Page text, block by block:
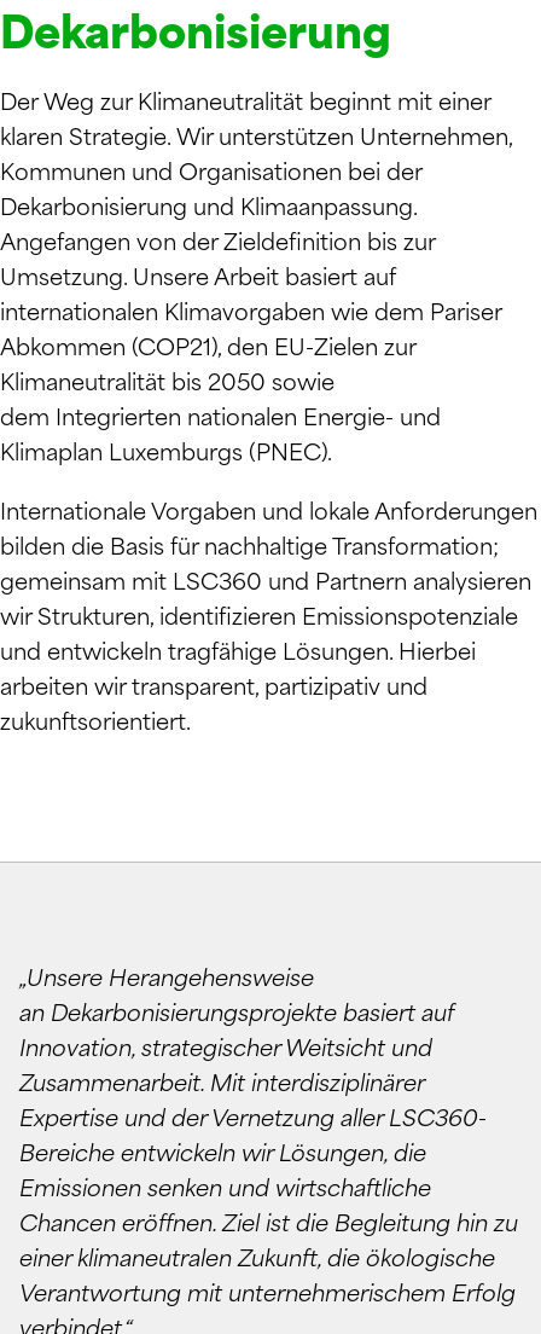
Dekarbonisierung
Der Weg zur Klimaneutralität beginnt mit einer
klaren Strategie. Wir unterstützen Unternehmen,
Kommunen und Organisationen bei der
Dekarbonisierung und Klimaanpassung.
Angefangen von der Zieldefinition bis zur
Umsetzung. Unsere Arbeit basiert auf
internationalen Klimavorgaben wie dem Pariser
Abkommen (COP21), den EU-Zielen zur
Klimaneutralität bis 2050 sowie
dem Integrierten nationalen Energie- und
Klimaplan Luxemburgs (PNEC).
Internationale Vorgaben und lokale Anforderungen
bilden die Basis für nachhaltige Transformation;
gemeinsam mit LSC360 und Partnern analysieren
wir Strukturen, identifizieren Emissionspotenziale
und entwickeln tragfähige Lösungen. Hierbei
arbeiten wir transparent, partizipativ und
zukunftsorientiert.
„Unsere Herangehensweise
an Dekarbonisierungsprojekte basiert auf
Innovation, strategischer Weitsicht und
Zusammenarbeit. Mit interdisziplinärer
Expertise und der Vernetzung aller LSC360-
Bereiche entwickeln wir Lösungen, die
Emissionen senken und wirtschaftliche
Chancen eröffnen. Ziel ist die Begleitung hin zu
einer klimaneutralen Zukunft, die ökologische
Verantwortung mit unternehmerischem Erfolg